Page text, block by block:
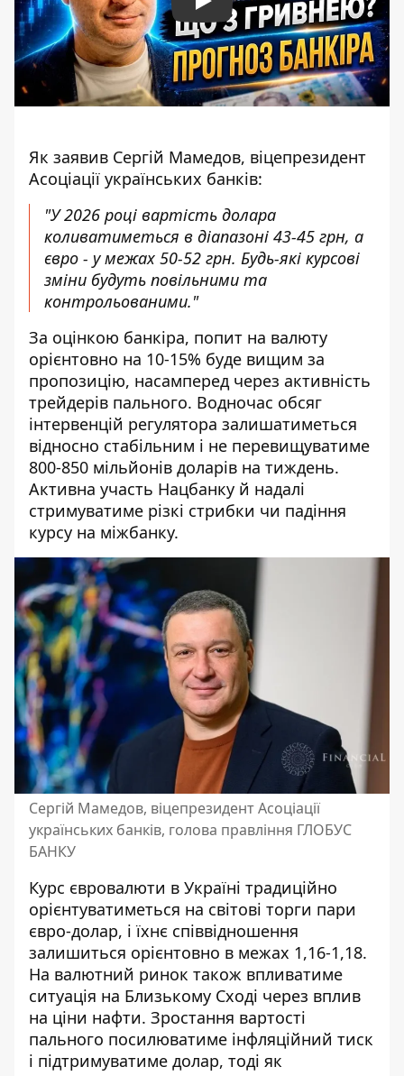
Play
Як заявив Сергій Мамедов, віцепрезидент
Асоціації українських банків:
"У 2026 році вартість долара
коливатиметься в діапазоні 43-45 грн, а
євро - у межах 50-52 грн. Будь-які курсові
зміни будуть повільними та
контрольованими."
За оцінкою банкіра, попит на валюту
орієнтовно на 10-15% буде вищим за
пропозицію, насамперед через активність
трейдерів пального. Водночас обсяг
інтервенцій регулятора залишатиметься
відносно стабільним і не перевищуватиме
800-850 мільйонів доларів на тиждень.
Активна участь Нацбанку й надалі
стримуватиме різкі стрибки чи падіння
курсу на міжбанку.
Сергій Мамедов, віцепрезидент Асоціації
українських банків, голова правління ГЛОБУС
БАНКУ
Курс євровалюти в Україні традиційно
орієнтуватиметься на світові торги пари
євро-долар, і їхнє співвідношення
залишиться орієнтовно в межах 1,16-1,18.
На валютний ринок також впливатиме
ситуація на Близькому Сході через вплив
на ціни нафти. Зростання вартості
пального посилюватиме інфляційний тиск
і підтримуватиме долар, тоді як